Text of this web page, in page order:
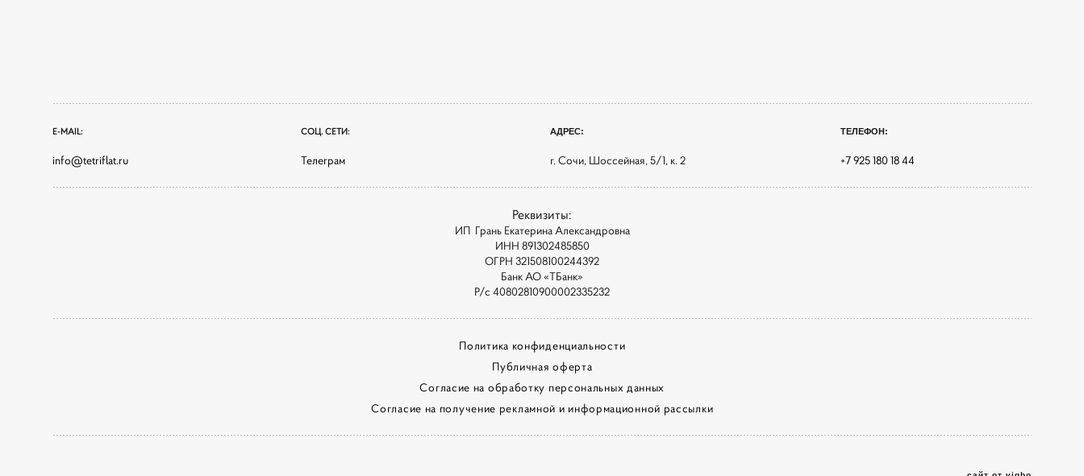
E-MAIL:
info@tetriflat.ru
СОЦ. СЕТИ:
Телеграм
АДРЕС:
г. Сочи, Шоссейная, 5/1, к. 2
ТЕЛЕФОН:
+7 925 180 18 44
Реквизиты:
ИП Грань Екатерина Александровна
ИНН 891302485850
ОГРН 321508100244392
Банк АО «ТБанк»
Р/с 40802810900002335232
Политика конфиденциальности
Публичная оферта
Согласие на обработку персональных данных
Согласие на получение рекламной и информационной рассылки